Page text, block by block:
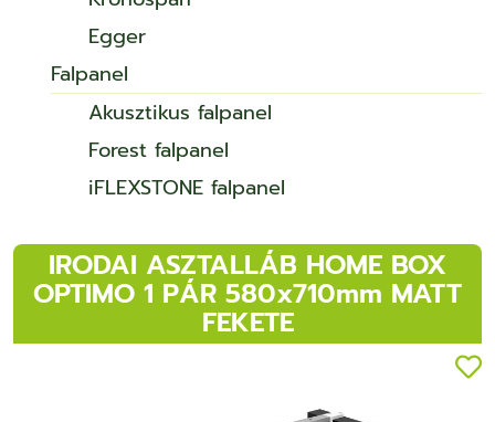
Egger
Falpanel
Akusztikus falpanel
Forest falpanel
iFLEXSTONE falpanel
IRODAI ASZTALLÁB HOME BOX
OPTIMO 1 PÁR 580x710mm MATT
FEKETE